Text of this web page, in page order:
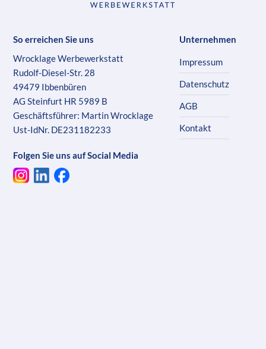
So erreichen Sie uns
Wrocklage Werbewerkstatt
Rudolf-Diesel-Str. 28
49479 Ibbenbüren
AG Steinfurt HR 5989 B
Geschäftsführer: Martin Wrocklage
Ust-IdNr. DE231182233
Folgen Sie uns auf Social Media
Unternehmen
Impressum
Datenschutz
AGB
Kontakt